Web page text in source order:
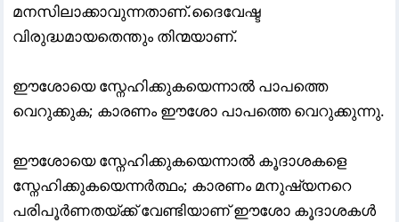
മനസിലാക്കാവുന്നതാണ്.ദൈവേഷ്ട
വിരുദ്ധമായതെന്തും തിന്മയാണ്.
ഈശോയെ സ്നേഹിക്കുകയെന്നാൽ പാപത്തെ
വെറുക്കുക; കാരണം ഈശോ പാപത്തെ വെറുക്കുന്നു.
ഈശോയെ സ്നേഹിക്കുകയെന്നാൽ കൂദാശകളെ
സ്നേഹിക്കുകയെന്നർത്ഥം; കാരണം മനുഷ്യനറെ
പരിപൂർണതയ്ക്ക് വേണ്ടിയാണ് ഈശോ കൂദാശകൾ